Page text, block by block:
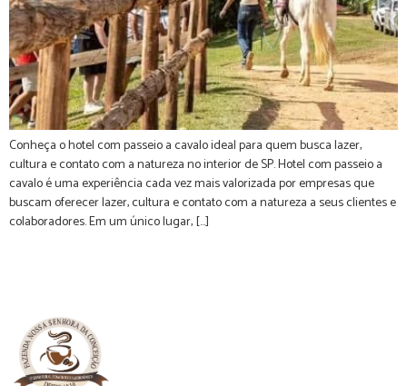
Conheça o hotel com passeio a cavalo ideal para quem busca lazer,
cultura e contato com a natureza no interior de SP. Hotel com passeio a
cavalo é uma experiência cada vez mais valorizada por empresas que
buscam oferecer lazer, cultura e contato com a natureza a seus clientes e
colaboradores. Em um único lugar, […]